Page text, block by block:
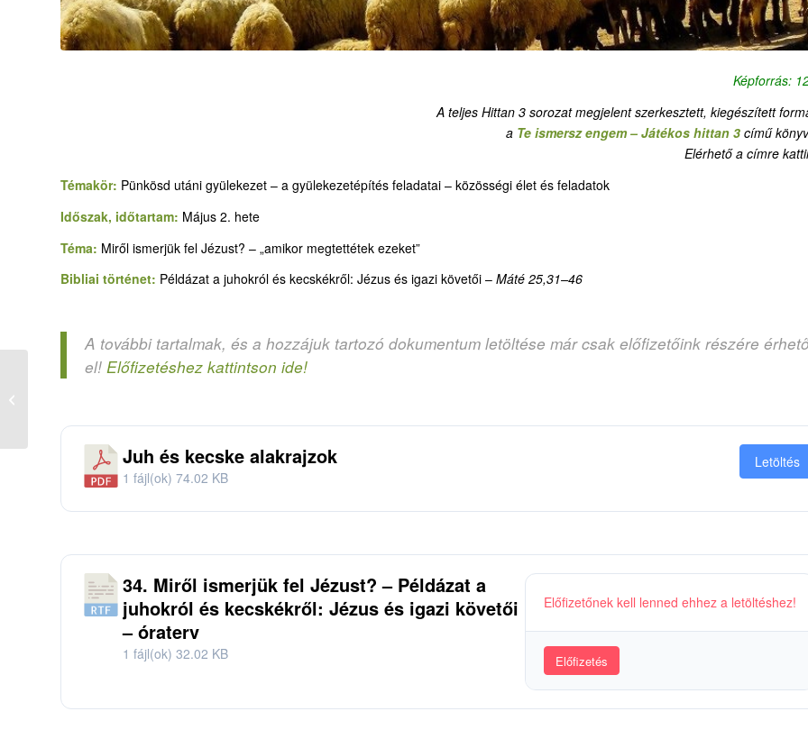
Képforrás:
A teljes Hittan 3 sorozat megjelent szerkesztett, kiegészített
a Te ismersz engem – Játékos hittan 3című
Elérhető a címre
Témakör: Pünkösd utáni gyülekezet – a gyülekezetépítés feladatai – közösségi élet és feladatok
Időszak, időtartam: Május 2. hete
Téma: Miről ismerjük fel Jézust? – „amikor megtettétek ezeket”
Bibliai történet: Példázat a juhokról és kecskékről: Jézus és igazi követői – Máté 25,31–46
A további tartalmak, és a hozzájuk tartozó dokumentum letöltése már csak előfizetőink részére
el! Előfizetéshez kattintson ide!
Juh és kecske alakrajzok
1 fájl(ok) 74.02 KB
Letöltés
34. Miről ismerjük fel Jézust? – Példázat a
juhokról és kecskékről: Jézus és igazi követői
– óraterv
1 fájl(ok) 32.02 KB
Előfizetőnek kell lenned ehhez a letöltéshez!
Előfizetés